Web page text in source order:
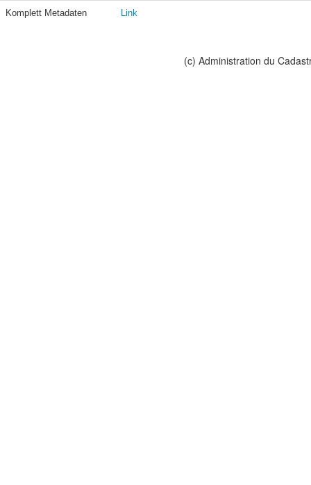
Komplett Metadaten Link
(c) Administration du